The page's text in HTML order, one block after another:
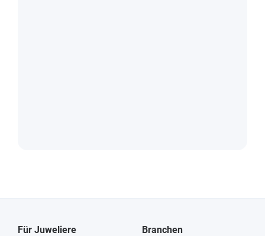
Für Juweliere Branchen